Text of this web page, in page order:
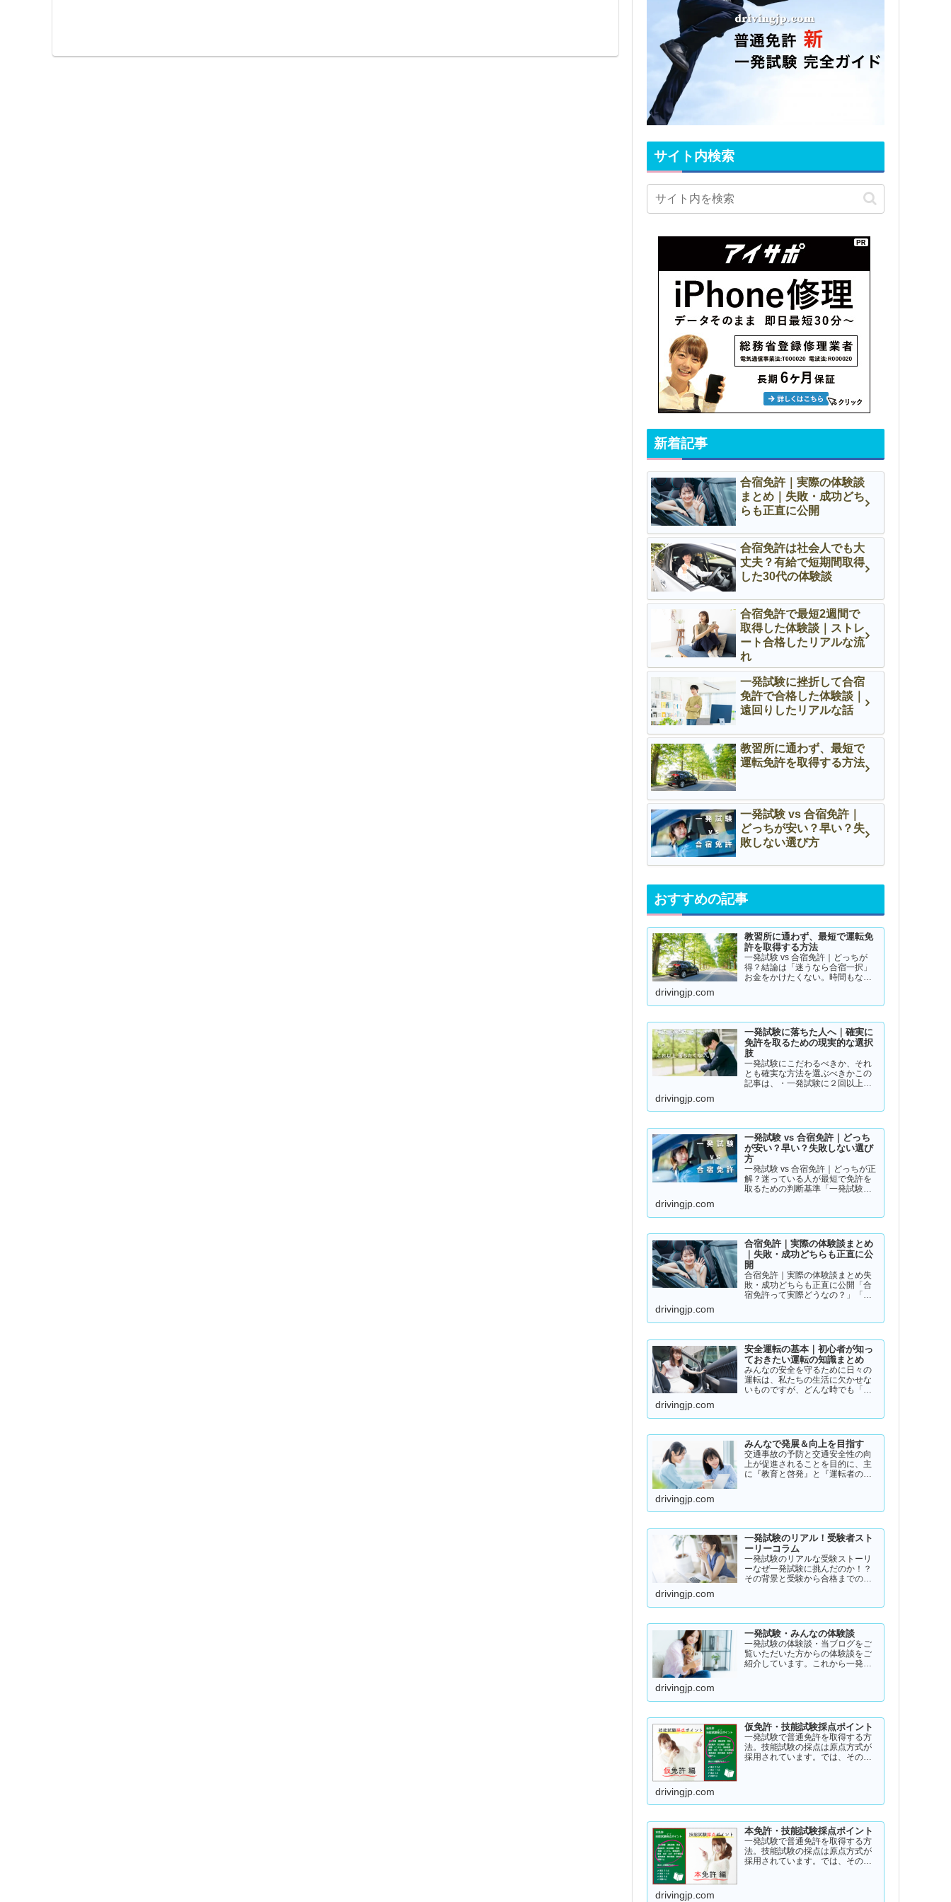
サイト内検索
新着記事
合宿免許｜実際の体験談
まとめ｜失敗・成功どち
らも正直に公開
合宿免許は社会人でも大
丈夫？有給で短期間取得
した30代の体験談
合宿免許で最短2週間で
取得した体験談｜ストレ
ート合格したリアルな流
れ
一発試験に挫折して合宿
免許で合格した体験談｜
遠回りしたリアルな話
教習所に通わず、最短で
運転免許を取得する方法
一発試験 vs 合宿免許｜
どっちが安い？早い？失
敗しない選び方
おすすめの記事
教習所に通わず、最短で運転免
許を取得する方法
一発試験 vs 合宿免許｜どっちが
得？結論は「迷うなら合宿一択」
お金をかけたくない。時間もな
た。👉 まずは結論から【結論】教
実質この2つです。・一発試験…
drivingjp.com
一発試験に落ちた人へ｜確実に
免許を取るための現実的な選択
肢
一発試験にこだわるべきか、それ
とも確実な方法を選ぶべきかこの
記事は、・一発試験に２回以上落
ているそんな方に向けて書いてい
ると、・さらに何回も落ちる・
数…
drivingjp.com
一発試験 vs 合宿免許｜どっち
が安い？早い？失敗しない選び
方
一発試験 vs 合宿免許｜どっちが正
解？迷っている人が最短で免許を
取るための判断基準「一発試験と
たくない…」免許の取り方で迷っ
から言うと、人によって最適…
drivingjp.com
合宿免許｜実際の体験談まとめ
｜失敗・成功どちらも正直に公
開
合宿免許｜実際の体験談まとめ失
敗・成功どちらも正直に公開「合
宿免許って実際どうなの？」「ち
を持っている方に向けて、実際の
めました。結論から言うと👇👉 …
drivingjp.com
安全運転の基本｜初心者が知っ
ておきたい運転の知識まとめ
みんなの安全を守るために日々の
運転は、私たちの生活に欠かせな
いものですが、どんな時でも「安
に変化しており、思わぬ危険が潜
ドの出し過ぎや注意力の低下、
小…
drivingjp.com
みんなで発展＆向上を目指す
交通事故の予防と交通安全性の向
上が促進されることを目的に、主
に『教育と啓発』と『運転者の意
drivingjp.com
一発試験のリアル！受験者スト
ーリーコラム
一発試験のリアルな受験ストーリ
ーなぜ一発試験に挑んだのか！？
その背景と受験から合格までのリ
→ 一発試験 新 完全ガイド!
drivingjp.com
一発試験・みんなの体験談
一発試験の体験談・当ブログをご
覧いただいた方からの体験談をご
紹介しています。これから一発試
ていただけたら幸いです。
drivingjp.com
仮免許・技能試験採点ポイント
一発試験で普通免許を取得する方
法。技能試験の採点は原点方式が
採用されています。では、その際
点基準と具体的な減点数をまとめ
drivingjp.com
本免許・技能試験採点ポイント
一発試験で普通免許を取得する方
法。技能試験の採点は原点方式が
採用されています。では、その際
drivingjp.com